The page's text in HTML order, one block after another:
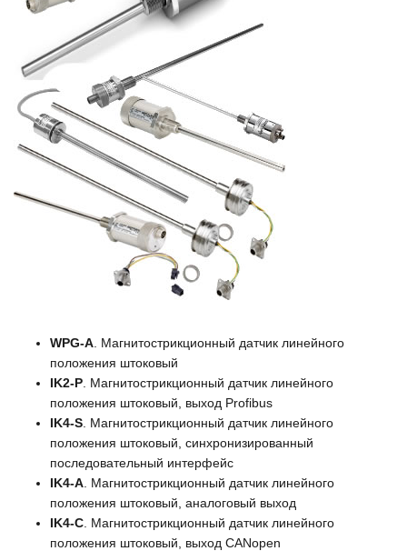
WPG-A . Магнитострикционный датчик линейного
положения штоковый
IK2-P . Магнитострикционный датчик линейного
положения штоковый, выход Profibus
IK4-S . Магнитострикционный датчик линейного
положения штоковый, синхронизированный
последовательный интерфейс
IK4-A . Магнитострикционный датчик линейного
положения штоковый, аналоговый выход
IK4-C . Магнитострикционный датчик линейного
положения штоковый, выход CANopen